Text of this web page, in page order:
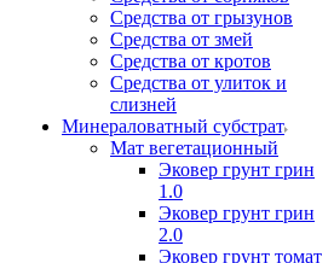
Средства от грызунов
Средства от змей
Средства от кротов
Средства от улиток и
слизней
Минераловатный субстрат
Мат вегетационный
Эковер грунт грин
1.0
Эковер грунт грин
2.0
Эковер грунт томат